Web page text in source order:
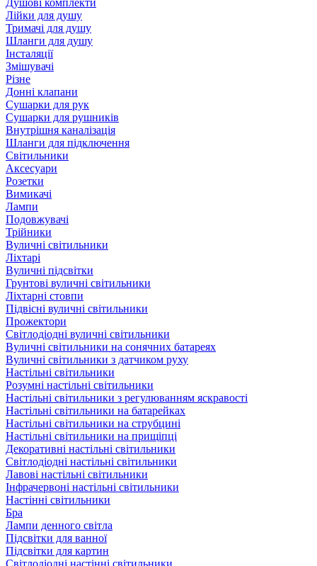
Душові комплекти
Лійки для душу
Тримачі для душу
Шланги для душу
Інсталяції
Змішувачі
Різне
Донні клапани
Сушарки для рук
Сушарки для рушників
Внутрішня каналізація
Шланги для підключення
Світильники
Аксесуари
Розетки
Вимикачі
Лампи
Подовжувачі
Трійники
Вуличні світильники
Ліхтарі
Вуличні підсвітки
Грунтові вуличні світильники
Ліхтарні стовпи
Підвісні вуличні світильники
Прожектори
Світлодіодні вуличні світильники
Вуличні світильники на сонячних батареях
Вуличні світильники з датчиком руху
Настільні світильники
Розумні настільні світильники
Настільні світильники з регулюванням яскравості
Настільні світильники на батарейках
Настільні світильники на струбцині
Настільні світильники на прищіпці
Декоративні настільні світильники
Світлодіодні настільні світильники
Лавові настільні світильники
Інфрачервоні настільні світильники
Настінні світильники
Бра
Лампи денного світла
Підсвітки для ванної
Підсвітки для картин
Світлодіодні настінні світильники